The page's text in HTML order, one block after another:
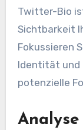
Twitter-Bio
Sichtbarkeit
Fokussieren
Identität und
potenzielle